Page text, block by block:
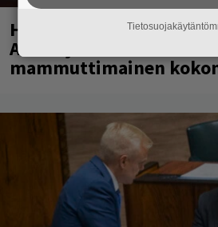
Huomenna se ilmestyy –
A.W. Yrjänän
mammuttimainen